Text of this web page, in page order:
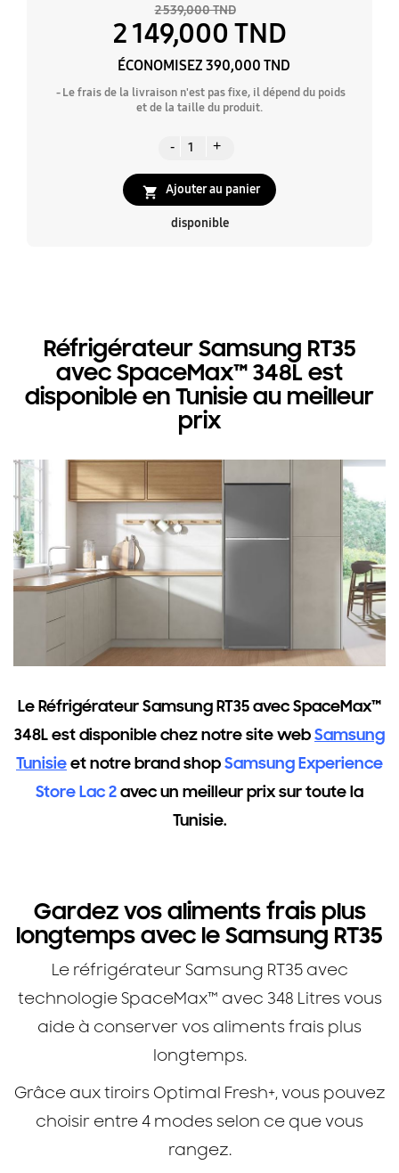
2 539,000 TND
2 149,000 TND
ÉCONOMISEZ 390,000 TND
Le frais de la livraison n'est pas fixe, il dépend du poids
et de la taille du produit.
 Ajouter au panier
disponible
Réfrigérateur Samsung RT35
avec SpaceMax™ 348L est
disponible en Tunisie au meilleur
prix
Le Réfrigérateur Samsung RT35 avec SpaceMax™
348L est disponiblechez notre site webSamsung
Tunisieet notre brand shopSamsung Experience
Store Lac 2avec un meilleur prix sur toute la
Tunisie.
Gardez vos aliments frais plus
longtemps avec le Samsung RT35
Le réfrigérateur Samsung RT35 avec
technologie SpaceMax™ avec 348 Litres vous
aide à conserver vos aliments frais plus
longtemps.
Grâce aux tiroirs Optimal Fresh+, vous pouvez
choisir entre 4 modes selon ce que vous
rangez.